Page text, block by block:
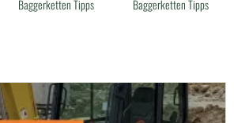
Baggerketten Tipps Baggerketten Tipps